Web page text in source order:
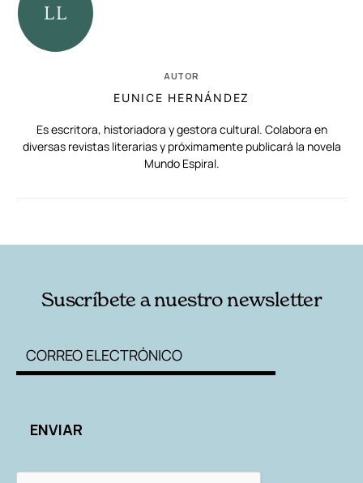
AUTOR
EUNICE HERNÁNDEZ
Es escritora, historiadora y gestora cultural. Colabora en
diversas revistas literarias y próximamente publicará la novela
Mundo Espiral.
Suscríbete a nuestro newsletter